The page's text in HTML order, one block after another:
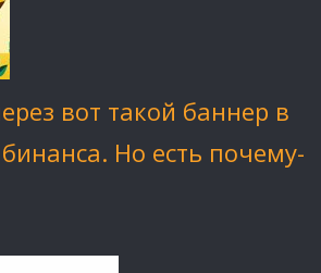
вот такой баннер в
Но есть почему-